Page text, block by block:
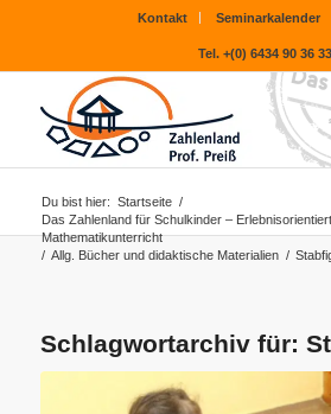
Kontakt Seminarkalender
Tel. +(0) 6434 90 36 33
Du bist hier: Startseite /
Das Zahlenland für Schulkinder –
Mathematikunterricht
/ Allg. Bücher und didaktische Materialien /
Schlagwortarchiv für: